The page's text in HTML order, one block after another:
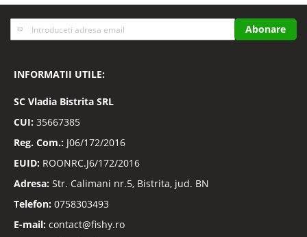
Inscrieti-
va
noastre
Abonare
INFORMATII UTILE:
SC Vladia Bistrita SRL
CUI: 35667385
Reg. Com.: J06/172/2016
EUID: ROONRC.J6/172/2016
Adresa: Str. Calimani nr.5, Bistrita, jud. BN
Telefon: 0758303493
E-mail: contact@fishy.ro